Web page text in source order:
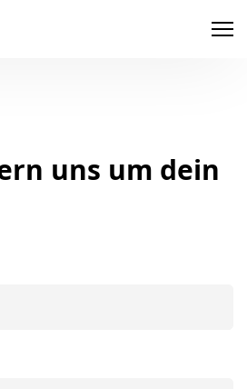
uns um dein